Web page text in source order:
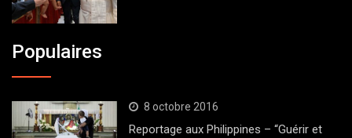
Populaires
8 octobre 2016
Reportage aux Philippines – “Guérir et